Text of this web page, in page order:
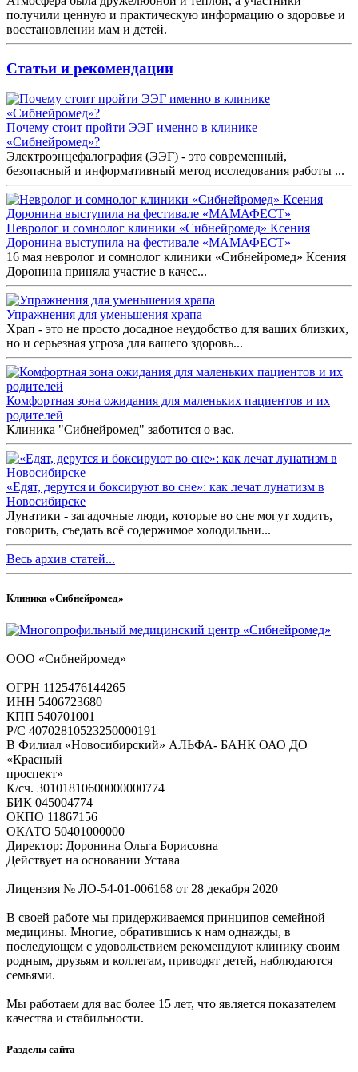
получили ценную и практическую информацию о здоровье и
восстановлении мам и детей.
Статьи и рекомендации
Почему стоит пройти ЭЭГ именно в клинике
«Сибнейромед»?
Электроэнцефалография (ЭЭГ) - это современный,
безопасный и информативный метод исследования работы ...
Невролог и сомнолог клиники «Сибнейромед» Ксения
Доронина выступила на фестивале «МАМАФЕСТ»
16 мая невролог и сомнолог клиники «Сибнейромед» Ксения
Доронина приняла участие в качес...
Упражнения для уменьшения храпа
Храп - это не просто досадное неудобство для ваших близких,
но и серьезная угроза для вашего здоровь...
Комфортная зона ожидания для маленьких пациентов и их
родителей
Клиника "Сибнейромед" заботится о вас.
«Едят, дерутся и боксируют во сне»: как лечат лунатизм в
Новосибирске
Лунатики - загадочные люди, которые во сне могут ходить,
говорить, съедать всё содержимое холодильни...
Весь архив статей...
Клиника «Сибнейромед»
ООО «Сибнейромед»
ОГРН 1125476144265
ИНН 5406723680
КПП 540701001
Р/С 40702810523250000191
В Филиал «Новосибирский» АЛЬФА- БАНК ОАО ДО
«Красный
проспект»
К/сч. 30101810600000000774
БИК 045004774
ОКПО 11867156
ОКАТО 50401000000
Директор: Доронина Ольга Борисовна
Действует на основании Устава
Лицензия № ЛО-54-01-006168 от 28 декабря 2020
В своей работе мы придерживаемся принципов семейной
медицины. Многие, обратившись к нам однажды, в
последующем с удовольствием рекомендуют клинику своим
родным, друзьям и коллегам, приводят детей, наблюдаются
семьями.
Мы работаем для вас более 15 лет, что является показателем
качества и стабильности.
Разделы сайта